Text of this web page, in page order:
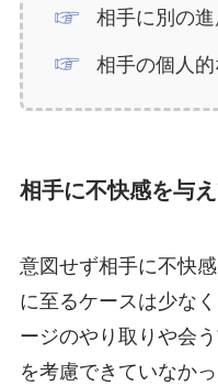
相手に別の
相手の個人
相手に不快感を与
意図せず相手に不快
に至るケースは少な
ージのやり取りや会
を考慮できていなか